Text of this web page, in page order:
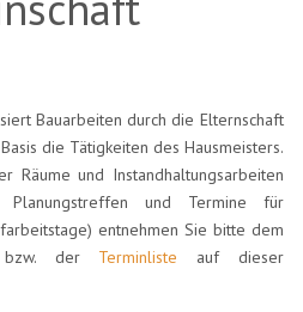
Bauarbeiten durch die Elternschaft
die Tätigkeiten des Hausmeisters.
Räume und Instandhaltungsarbeiten
und Termine für
entnehmen Sie bitte dem
bzw. der Terminliste auf dieser